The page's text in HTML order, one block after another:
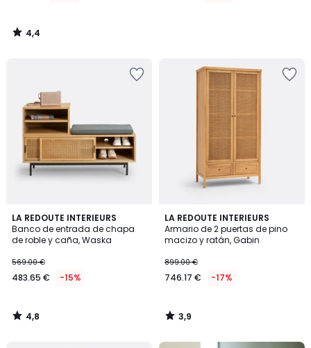
4,4
/
LA REDOUTE INTERIEURS
Banco de entrada de chapa
de roble y caña, Waska
569.00 €
483.65 € -15%
4,8
/ 5
4,8
/
LA REDOUTE INTERIEURS
Armario de 2 puertas de pino
macizo y ratán, Gabin
899.00 €
746.17 € -17%
3,9
/ 5
3,9
/